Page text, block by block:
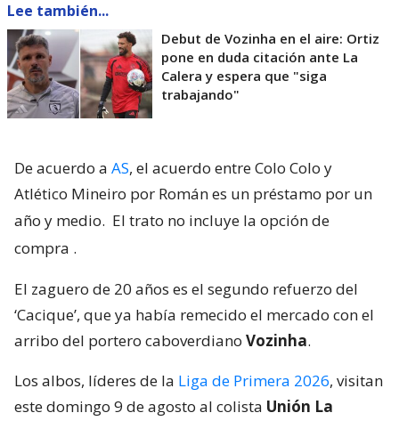
Lee también...
Debut de Vozinha en el aire: Ortiz
pone en duda citación ante La
Calera y espera que "siga
trabajando"
De acuerdo a AS, el acuerdo entre Colo Colo y
Atlético Mineiro por Román es un préstamo por un
año y medio. El trato no incluye la opción de
compra .
El zaguero de 20 años es el segundo refuerzo del
‘Cacique’, que ya había remecido el mercado con el
arribo del portero caboverdiano Vozinha.
Los albos, líderes de la Liga de Primera 2026, visitan
este domingo 9 de agosto al colista Unión La